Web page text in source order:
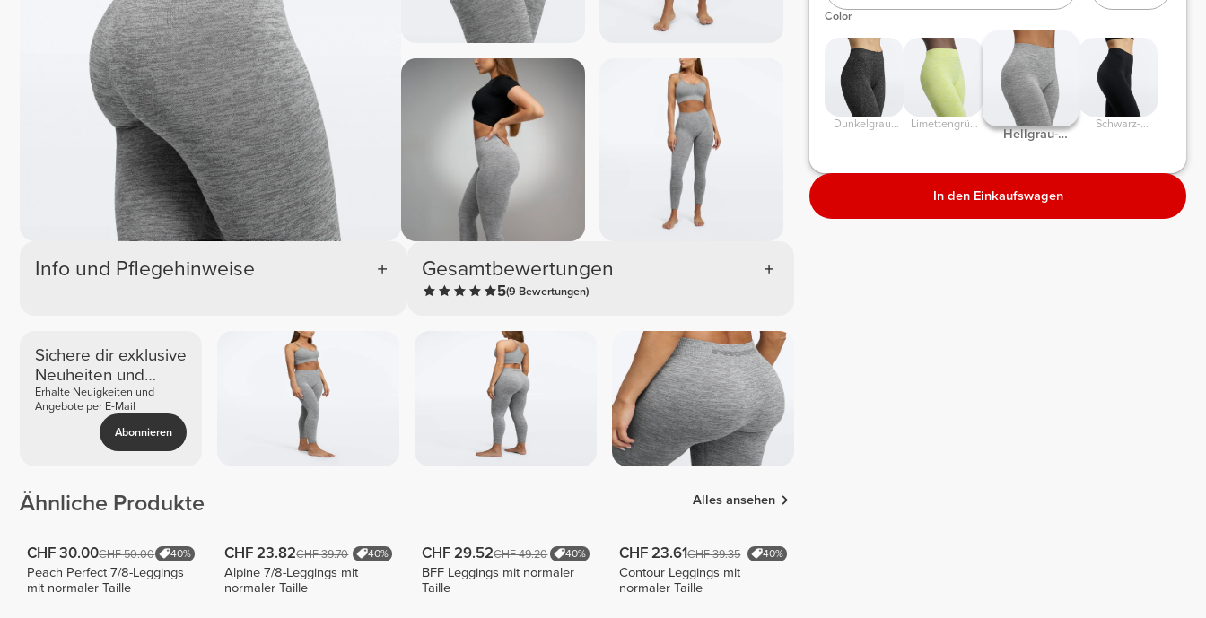
Info und Pflegehinweise Gesamtbewertungen
5(9 Bewertungen)
Sichere dir exklusive
Neuheiten und
Angebote
Erhalte Neuigkeiten und
Angebote per E-Mail
Abonnieren
Ähnliche Produkte Alles ansehen
CHF 30.00CHF 50.00 40%
Peach Perfect 7/8-Leggings
mit normaler Taille
CHF 23.82CHF 39.70 40%
Alpine 7/8-Leggings mit
normaler Taille
CHF 29.52CHF 49.20 40%
BFF Leggings mit normaler
Taille
CHF 23.61CHF 39.35 40%
Contour Leggings mit
normaler Taille
Color
Dunkelgrau-
Limettengrün
Hellgrau-
Schwarz-
In den Einkaufswagen